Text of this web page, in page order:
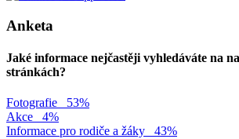
Anketa
Jaké informace nejčastěji vyhledáváte na
stránkách?
Fotografie
53%
Akce
4%
Informace pro rodiče a žáky
43%